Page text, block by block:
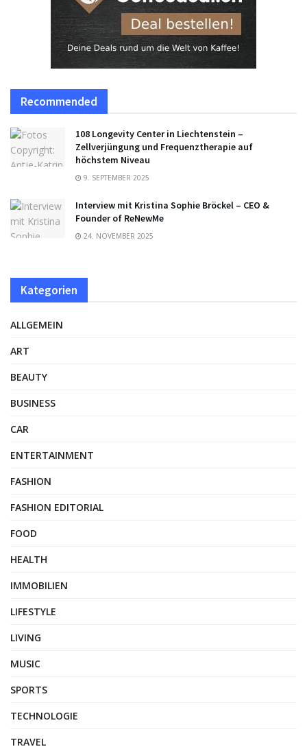
Recommended
108 Longevity Center in Liechtenstein –
Zellverjüngung und Frequenztherapie auf
höchstem Niveau
9. SEPTEMBER 2025
Interview mit Kristina Sophie Bröckel – CEO &
Founder of ReNewMe
24. NOVEMBER 2025
Kategorien
ALLGEMEIN
ART
BEAUTY
BUSINESS
CAR
ENTERTAINMENT
FASHION
FASHION EDITORIAL
FOOD
HEALTH
IMMOBILIEN
LIFESTYLE
LIVING
MUSIC
SPORTS
TECHNOLOGIE
TRAVEL